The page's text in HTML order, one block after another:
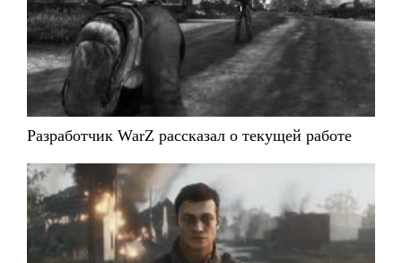
Разработчик WarZ рассказал о текущей работе